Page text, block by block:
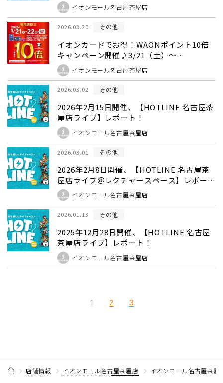
イオンモール名古屋茶屋店
2026.03.20 その他
イオンカードでお得！WAONポイント10倍
キャンペーン開催♪3/21（土）～
3/22（日）
イオンモール名古屋茶屋店
2026.03.02 その他
2026年2月15日開催、【HOTLINE 名古屋茶
屋店ライブ】レポート！
イオンモール名古屋茶屋店
2026.03.01 その他
2026年2月8日開催、【HOTLINE 名古屋茶
屋店ライブ＠レクチャースペース】レポー
ト！ イオンモール名古屋茶屋店
2026.01.13 その他
2025年12月28日開催、【HOTLINE 名古屋
茶屋店ライブ】レポート！
イオンモール名古屋茶屋店
1 2 3
店舗情報 イオンモール名古屋茶屋店 イオンモール名古屋茶屋